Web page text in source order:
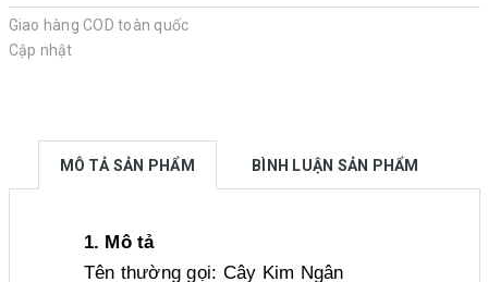
Giao hàng COD toàn quốc
Cập nhật
MÔ TẢ SẢN PHẨM BÌNH LUẬN SẢN PHẨM
1. Mô tả
Tên thường gọi: Cây Kim Ngân